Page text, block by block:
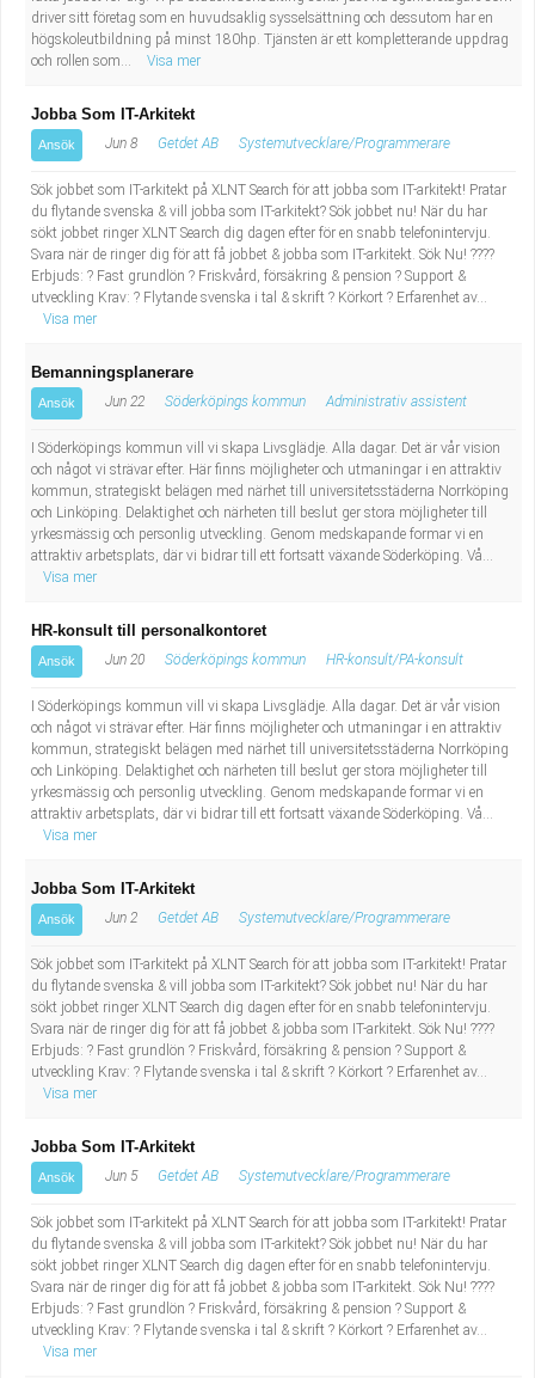
driver sitt företag som en huvudsaklig sysselsättning och dessutom har en
högskoleutbildning på minst 180hp. Tjänsten är ett kompletterande uppdrag
och rollen som...
Visa mer
Jobba Som IT-Arkitekt
Ansök Jun 8 Getdet AB Systemutvecklare/Programmerare
Sök jobbet som IT-arkitekt på XLNT Search för att jobba som IT-arkitekt! Pratar
du flytande svenska & vill jobba som IT-arkitekt? Sök jobbet nu! När du har
sökt jobbet ringer XLNT Search dig dagen efter för en snabb telefonintervju.
Svara när de ringer dig för att få jobbet & jobba som IT-arkitekt. Sök Nu! ????
Erbjuds: ? Fast grundlön ? Friskvård, försäkring & pension ? Support &
utveckling Krav: ? Flytande svenska i tal & skrift ? Körkort ? Erfarenhet av...
Visa mer
Bemanningsplanerare
Ansök Jun 22 Söderköpings kommun Administrativ assistent
I Söderköpings kommun vill vi skapa Livsglädje. Alla dagar. Det är vår vision
och något vi strävar efter. Här finns möjligheter och utmaningar i en attraktiv
kommun, strategiskt belägen med närhet till universitetsstäderna Norrköping
och Linköping. Delaktighet och närheten till beslut ger stora möjligheter till
yrkesmässig och personlig utveckling. Genom medskapande formar vi en
attraktiv arbetsplats, där vi bidrar till ett fortsatt växande Söderköping. Vå...
Visa mer
HR-konsult till personalkontoret
Ansök Jun 20 Söderköpings kommun HR-konsult/PA-konsult
I Söderköpings kommun vill vi skapa Livsglädje. Alla dagar. Det är vår vision
och något vi strävar efter. Här finns möjligheter och utmaningar i en attraktiv
kommun, strategiskt belägen med närhet till universitetsstäderna Norrköping
och Linköping. Delaktighet och närheten till beslut ger stora möjligheter till
yrkesmässig och personlig utveckling. Genom medskapande formar vi en
attraktiv arbetsplats, där vi bidrar till ett fortsatt växande Söderköping. Vå...
Visa mer
Jobba Som IT-Arkitekt
Ansök Jun 2 Getdet AB Systemutvecklare/Programmerare
Sök jobbet som IT-arkitekt på XLNT Search för att jobba som IT-arkitekt! Pratar
du flytande svenska & vill jobba som IT-arkitekt? Sök jobbet nu! När du har
sökt jobbet ringer XLNT Search dig dagen efter för en snabb telefonintervju.
Svara när de ringer dig för att få jobbet & jobba som IT-arkitekt. Sök Nu! ????
Erbjuds: ? Fast grundlön ? Friskvård, försäkring & pension ? Support &
utveckling Krav: ? Flytande svenska i tal & skrift ? Körkort ? Erfarenhet av...
Visa mer
Jobba Som IT-Arkitekt
Ansök Jun 5 Getdet AB Systemutvecklare/Programmerare
Sök jobbet som IT-arkitekt på XLNT Search för att jobba som IT-arkitekt! Pratar
du flytande svenska & vill jobba som IT-arkitekt? Sök jobbet nu! När du har
sökt jobbet ringer XLNT Search dig dagen efter för en snabb telefonintervju.
Svara när de ringer dig för att få jobbet & jobba som IT-arkitekt. Sök Nu! ????
Erbjuds: ? Fast grundlön ? Friskvård, försäkring & pension ? Support &
utveckling Krav: ? Flytande svenska i tal & skrift ? Körkort ? Erfarenhet av...
Visa mer